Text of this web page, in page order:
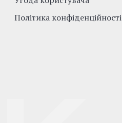
Політика конфіденційності